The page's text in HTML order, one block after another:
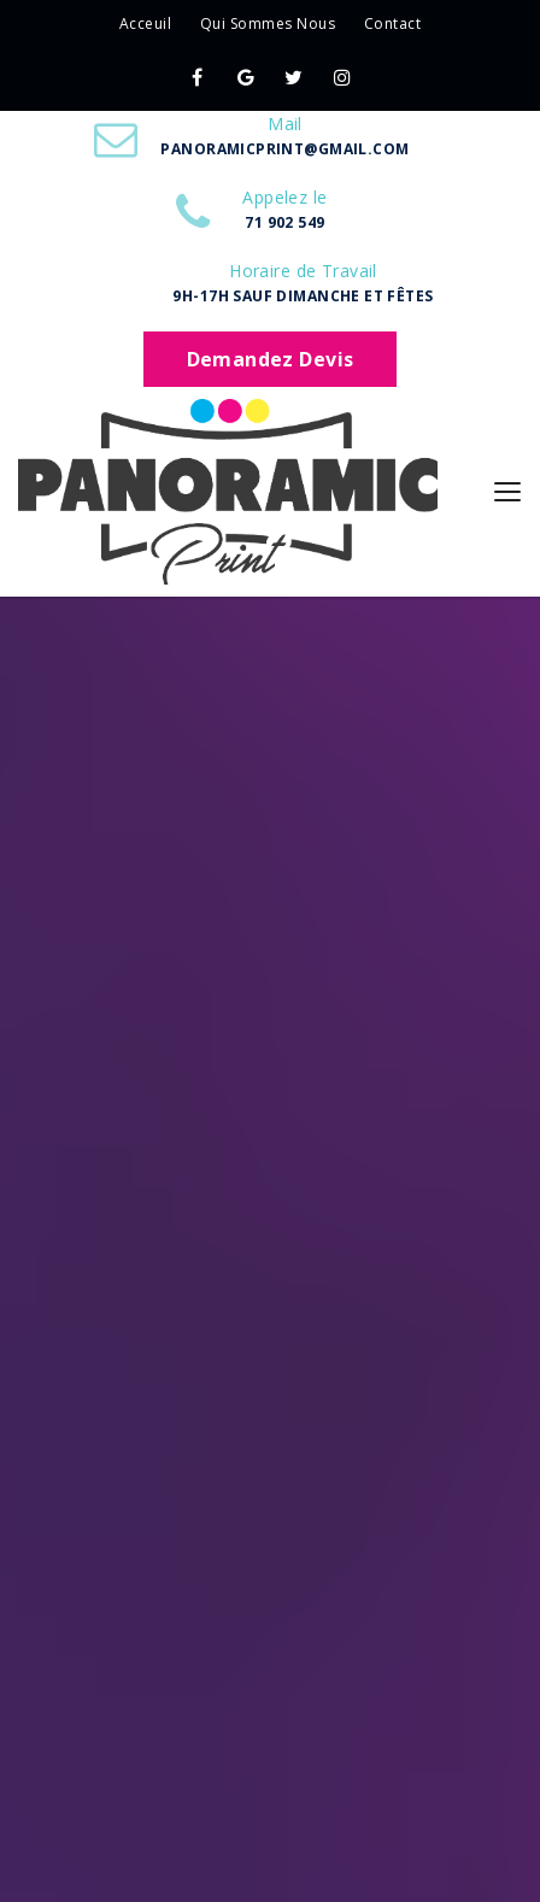
Acceuil Qui Sommes Nous Contact
Mail
PANORAMICPRINT@GMAIL.COM
Appelez le
71 902 549
Horaire de Travail
9H-17H SAUF DIMANCHE ET FÊTES
Demandez Devis